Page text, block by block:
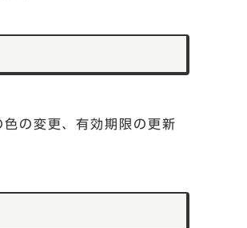
の変更、有効期限の更新